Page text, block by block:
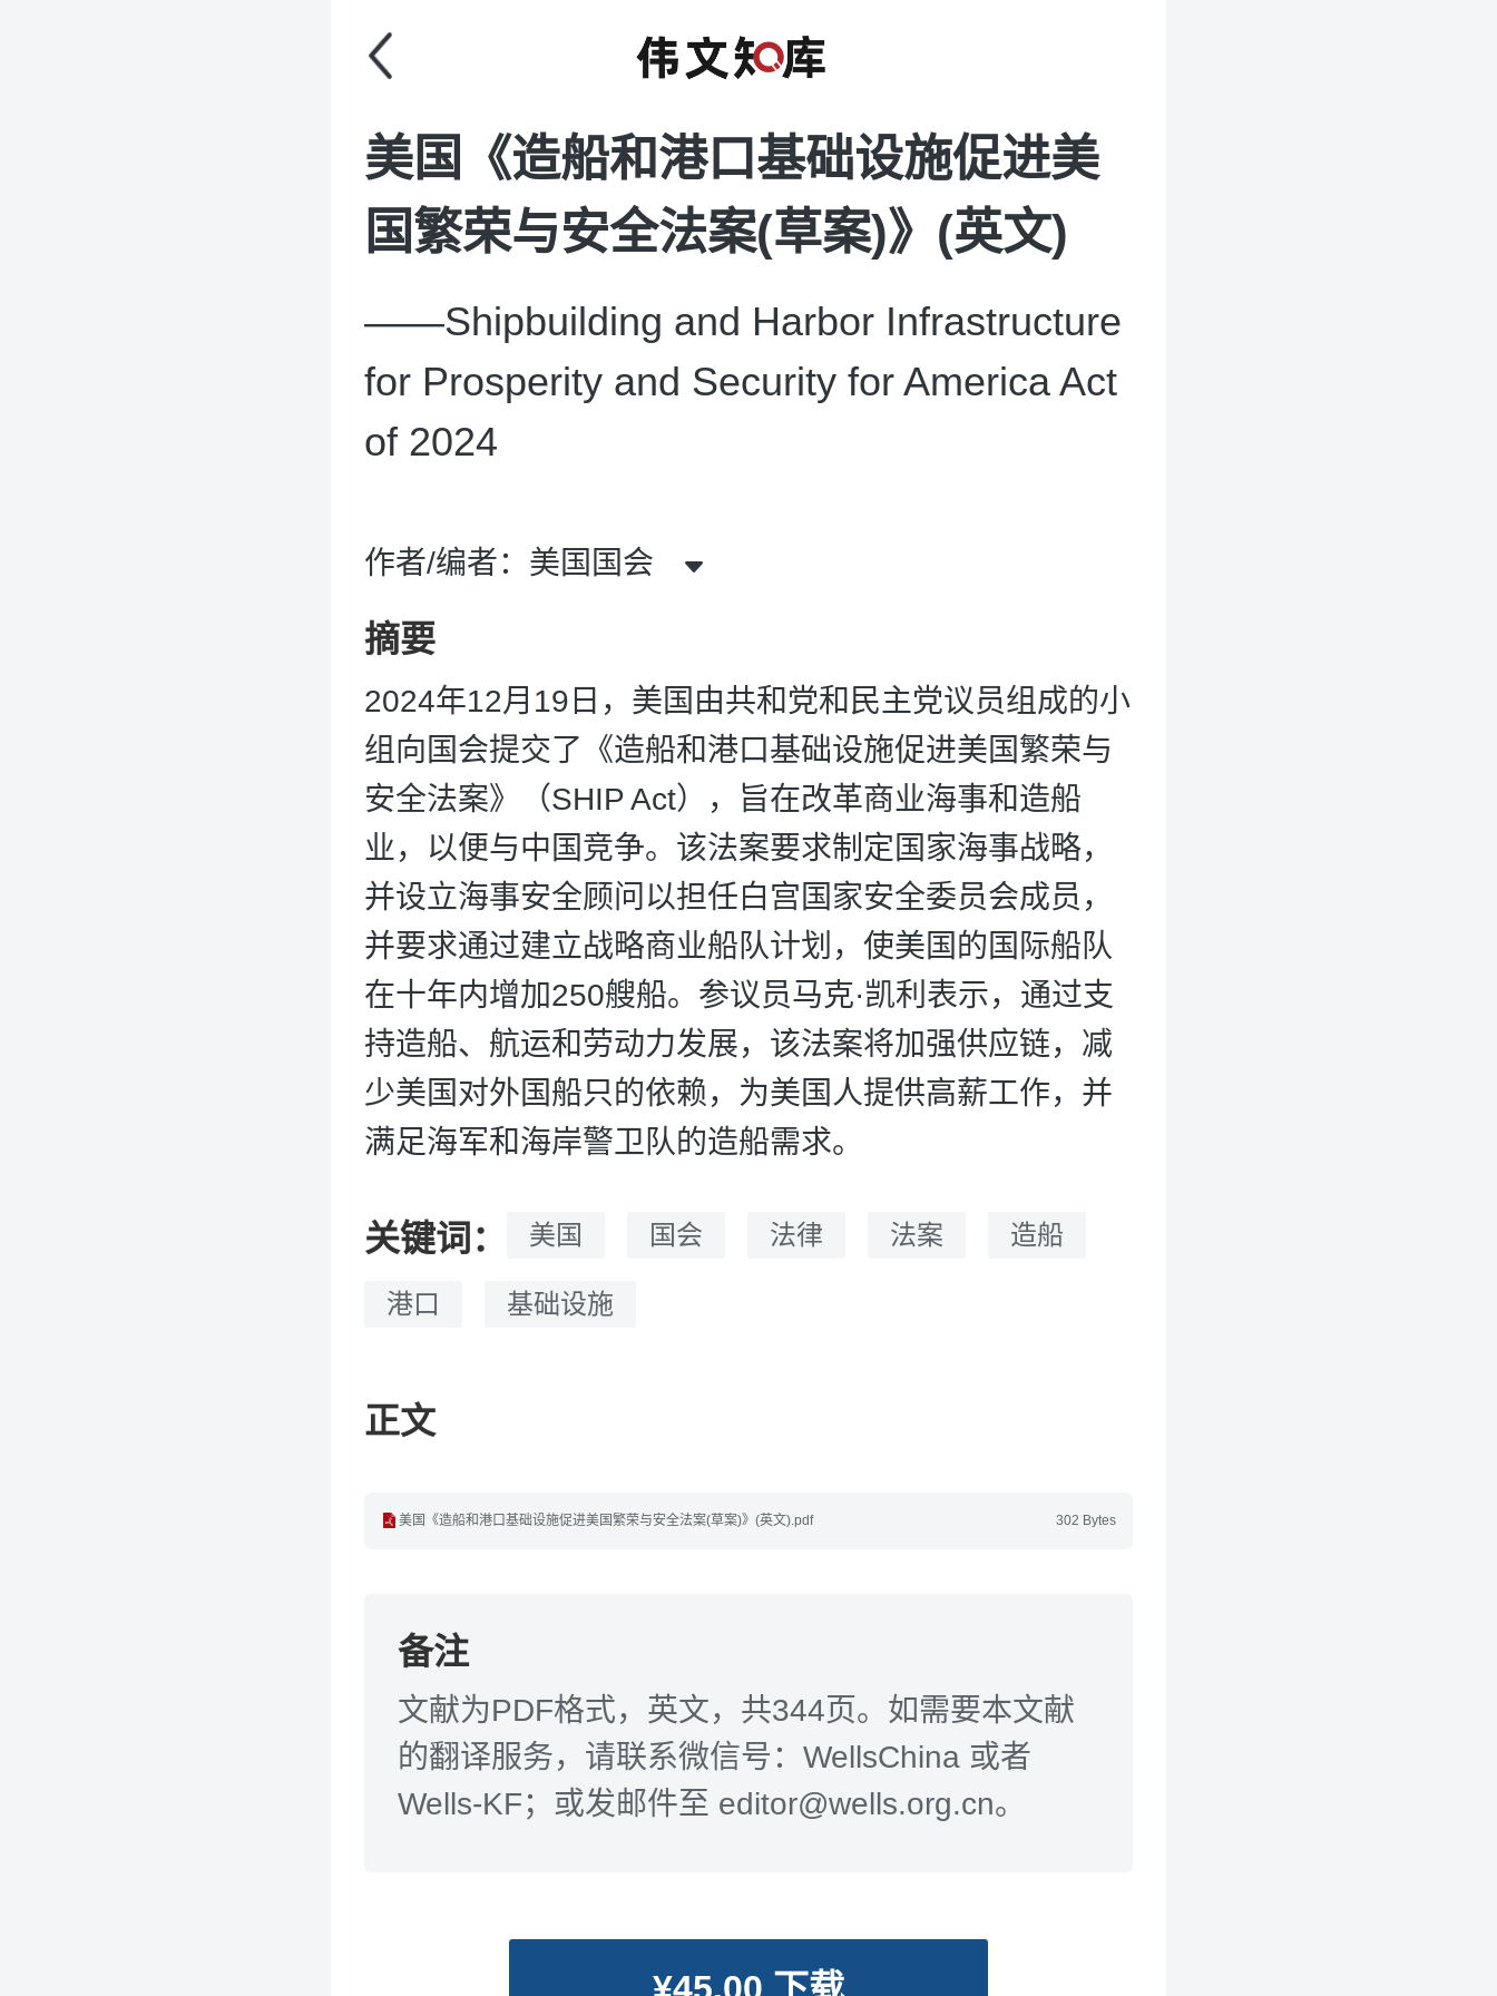
美国《造船和港口基础设施促进美
国繁荣与安全法案(草案)》(英文)
——Shipbuilding and Harbor Infrastructure
for Prosperity and Security for America Act
of 2024
作者/编者：美国国会
摘要
2024年12月19日，美国由共和党和民主党议员组成的小
组向国会提交了《造船和港口基础设施促进美国繁荣与
安全法案》（SHIP Act），旨在改革商业海事和造船
业，以便与中国竞争。该法案要求制定国家海事战略，
并设立海事安全顾问以担任白宫国家安全委员会成员，
并要求通过建立战略商业船队计划，使美国的国际船队
在十年内增加250艘船。参议员马克·凯利表示，通过支
持造船、航运和劳动力发展，该法案将加强供应链，减
少美国对外国船只的依赖，为美国人提供高薪工作，并
满足海军和海岸警卫队的造船需求。
关键词： 美国 国会 法律 法案 造船
港口 基础设施
正文
302 Bytes
美国《造船和港口基础设施促进美国繁荣与安全法案(草案)》(英文).pdf
备注
文献为PDF格式，英文，共344页。如需要本文献
的翻译服务，请联系微信号：WellsChina 或者
Wells-KF；或发邮件至 editor@wells.org.cn。